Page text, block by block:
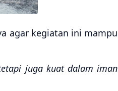
agar kegiatan ini mampu
juga kuat dalam iman